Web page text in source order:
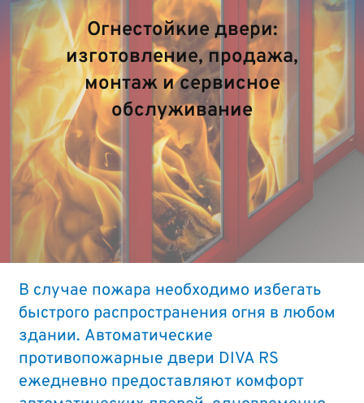
Огнестойкие двери:
изготовление, продажа,
монтаж и сервисное
обслуживание
В случае пожара необходимо избегать
быстрого распространения огня в любом
здании. Автоматические
противопожарные двери DIVA RS
ежедневно предоставляют комфорт